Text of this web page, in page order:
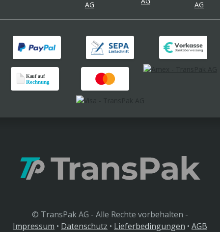
© TransPak AG - Alle Rechte vorbehalten -
Impressum • Datenschutz • Lieferbedingungen • AGB